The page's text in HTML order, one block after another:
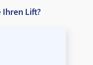
Lift?